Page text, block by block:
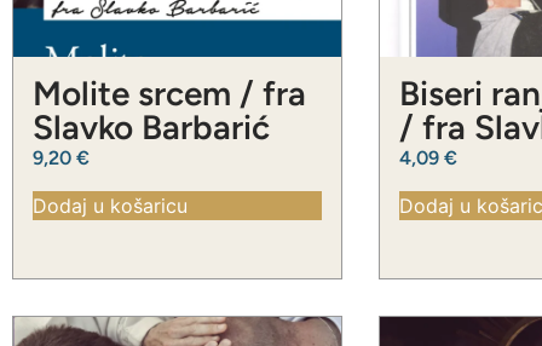
Molite srcem / fra
Slavko Barbarić
9,20 €
Dodaj u košaricu
Biseri
/ fra
Barbarić
4,09 €
Dodaj u